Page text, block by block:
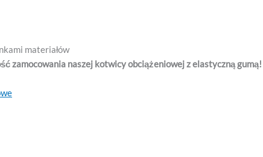
materiałów
zamocowania naszej kotwicy obciążeniowej z elastyczną gumą!